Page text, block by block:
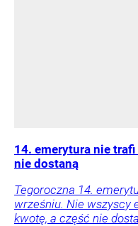
14. emerytura nie
nie dostaną
Tegoroczna 14.
wrześniu. Nie wszyscy
kwotę, a część nie